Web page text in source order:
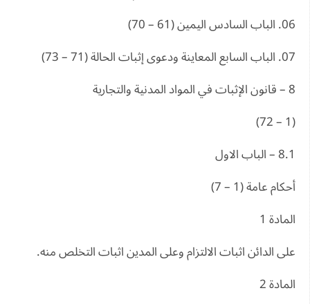
06. الباب السادس اليمين (61 – 70)
07. الباب السابع المعاينة ودعوى إثبات الحالة (71 – 73)
8 – قانون الإثبات في المواد المدنية والتجارية
(1 – 72)
8.1 – الباب الاول
أحكام عامة (1 – 7)
المادة 1
على الدائن اثبات الالتزام وعلى المدين اثبات التخلص منه.
المادة 2